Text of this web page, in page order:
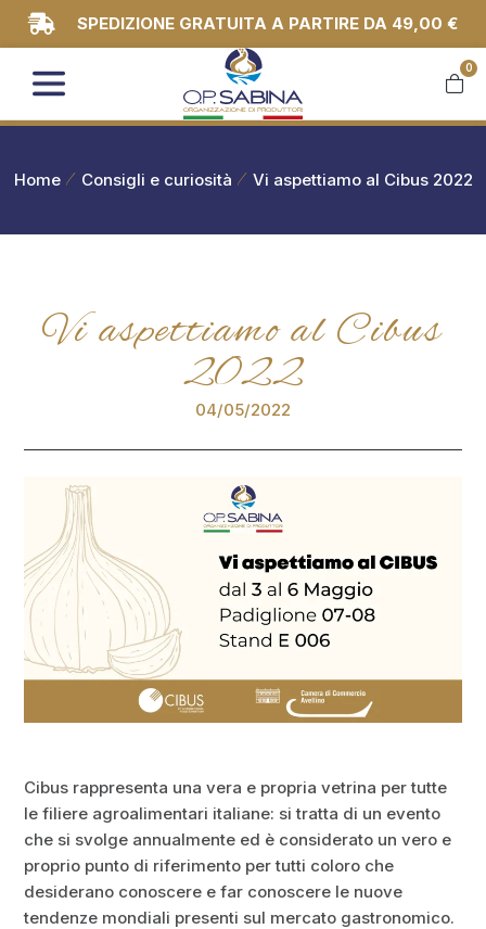
SPEDIZIONE GRATUITA A PARTIRE DA 49,00 €
0
You are here:
Home Consigli e curiosità Vi aspettiamo al Cibus 2022
Vi aspettiamo al Cibus
2022
04/05/2022
Cibus rappresenta una vera e propria vetrina per tutte
le filiere agroalimentari italiane: si tratta di un evento
che si svolge annualmente ed è considerato un vero e
proprio punto di riferimento per tutti coloro che
desiderano conoscere e far conoscere le nuove
tendenze mondiali presenti sul mercato gastronomico.